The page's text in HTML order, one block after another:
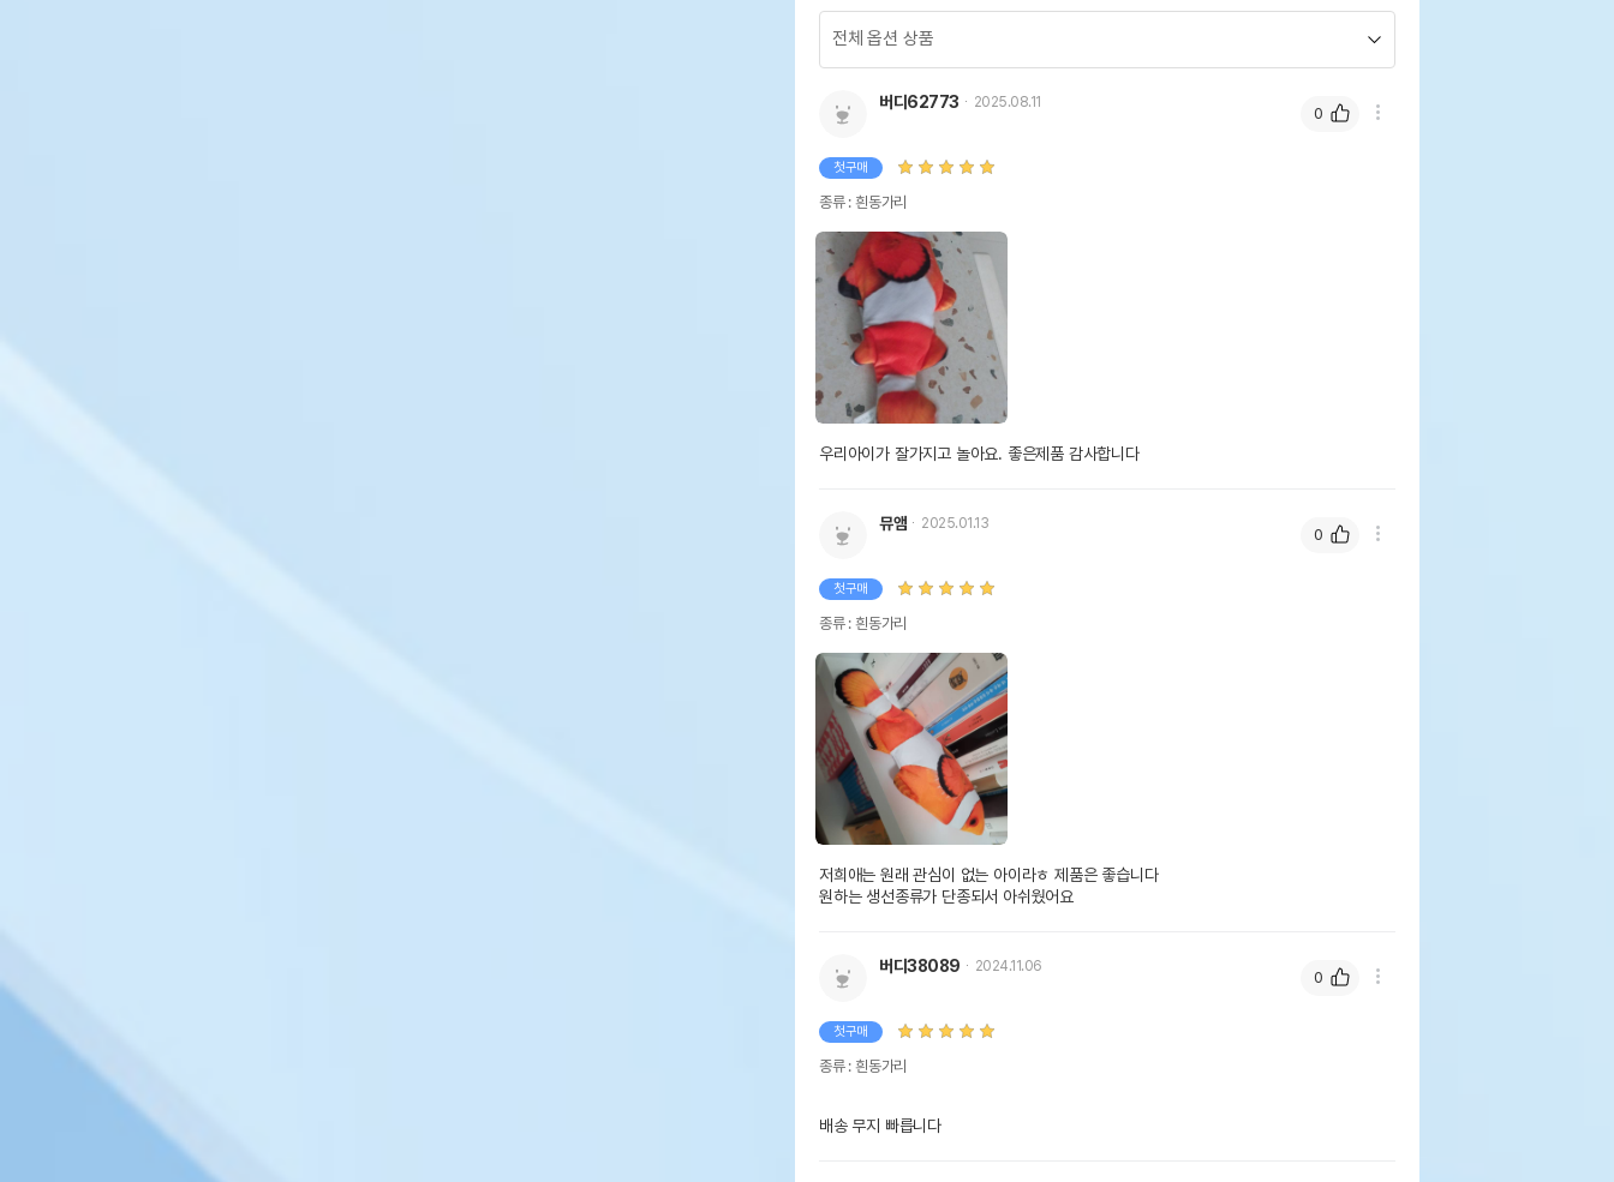
버디62773 2025.08.11
첫구매
종류 : 흰동가리
우리아이가 잘가지고 놀아요. 좋은제품 감사합니다
0
뮤앰 2025.01.13
첫구매
종류 : 흰동가리
저희애는 원래 관심이 없는 아이라ㅎ 제품은 좋습니다
원하는 생선종류가 단종되서 아쉬웠어요
0
버디38089 2024.11.06
첫구매
종류 : 흰동가리
배송 무지 빠릅니다
0